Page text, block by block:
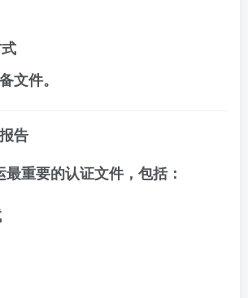
文件。
告
重要的认证文件，包括：